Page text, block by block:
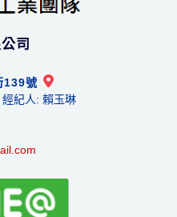
司
139號
紀人: 賴玉琳